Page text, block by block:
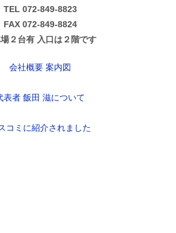
TEL 072-849-8823
FAX 072-849-8824
２台有 入口は２階です
会社概要 案内図
表者 飯田 滋について
コミに紹介されました